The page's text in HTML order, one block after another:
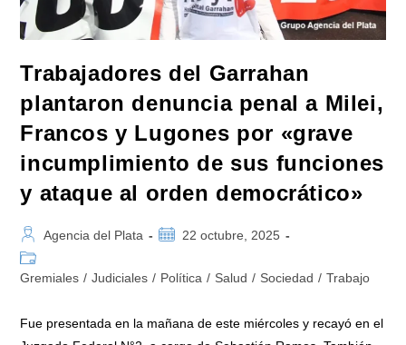
Trabajadores del Garrahan
plantaron denuncia penal a Milei,
Francos y Lugones por «grave
incumplimiento de sus funciones
y ataque al orden democrático»
Autor
de
la
Agencia del Plata
Publicación
la
22 octubre, 2025
Categoría
de
entrada:
Gremiales / Judiciales / Política / Salud / Sociedad / Trabajo
Fue presentada en la mañana de este miércoles y recayó en el